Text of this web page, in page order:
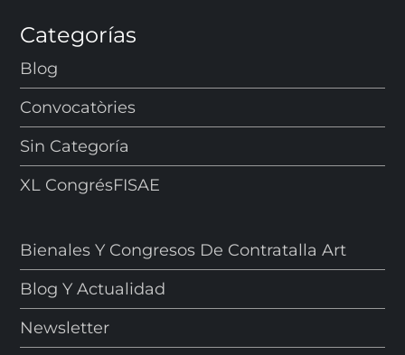
Categorías
Blog
Convocatòries
Sin Categoría
XL CongrésFISAE
Bienales Y Congresos De Contratalla Art
Blog Y Actualidad
Newsletter